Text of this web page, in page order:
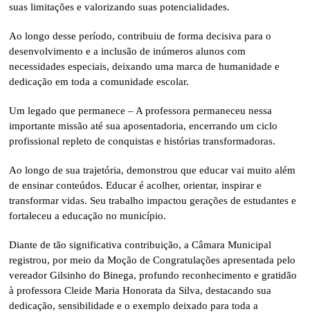
suas limitações e valorizando suas potencialidades.
Ao longo desse período, contribuiu de forma decisiva para o
desenvolvimento e a inclusão de inúmeros alunos com
necessidades especiais, deixando uma marca de humanidade e
dedicação em toda a comunidade escolar.
Um legado que permanece – A professora permaneceu nessa
importante missão até sua aposentadoria, encerrando um ciclo
profissional repleto de conquistas e histórias transformadoras.
Ao longo de sua trajetória, demonstrou que educar vai muito além
de ensinar conteúdos. Educar é acolher, orientar, inspirar e
transformar vidas. Seu trabalho impactou gerações de estudantes e
fortaleceu a educação no município.
Diante de tão significativa contribuição, a Câmara Municipal
registrou, por meio da Moção de Congratulações apresentada pelo
vereador Gilsinho do Binega, profundo reconhecimento e gratidão
à professora Cleide Maria Honorata da Silva, destacando sua
dedicação, sensibilidade e o exemplo deixado para toda a